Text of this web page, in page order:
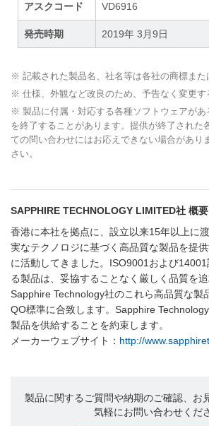
アスクコード VD6916
発売時期 2019年 3月9日
※ 記載された製品名、社名等は各社の商標また
※ 仕様、外観など改良のため、予告なく変更す
※ 製品に付属・対応する各種ソフトウェアがあ
を終了することがあります。提供が終了された
ての問い合わせにはお応えできない場合があり
さい。
SAPPHIRE TECHNOLOGY LIMITED社 概要
香港に本社を拠点に、設立以来15年以上に
実なテクノロジに基づく高品質な製品を提
に活動してきました。ISO9001および
る製品は、妥協することなく厳しく品質を追
Sapphire Technology社のこれら高品質な製
QO標準に合致します。Sapphire
製品を供給することを約束します。
メーカーウェブサイト： http://
製品に関するご質問や納期のご確認、お
気軽にお問い合わせくだ